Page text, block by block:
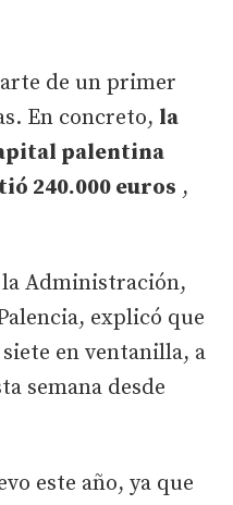
de un primer
En concreto, la
palentina
240.000 euros ,
la Administración,
explicó que
en ventanilla, a
semana desde
este año, ya que